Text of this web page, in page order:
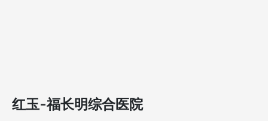
红玉-福长明综合医院